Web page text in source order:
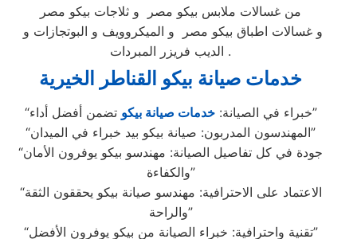
من غسالات ملابس بيكو مصر و ثلاجات بيكو مصر
الديب فريزر المبردات .
خدمات صيانة بيكو القناطر الخيرية
“خبراء في الصيانة:خدمات صيانة بيكو
تضمن أفضل أداء”
“المهندسون المدربون: صيانة بيكو بيد خبراء في الميدان”
“جودة في كل تفاصيل الصيانة: مهندسو بيكو يوفرون الأمان
والكفاءة”
“الاعتماد على الاحترافية: مهندسو صيانة بيكو يحققون الثقة
والراحة”
“تقنية واحترافية: خبراء الصيانة من بيكو يوفرون الأفضل”